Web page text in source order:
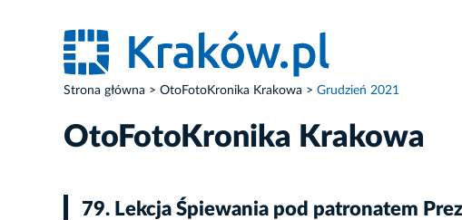
Strona główna OtoFotoKronika Krakowa Grudzień 2021
OtoFotoKronika Krakowa
79. Lekcja Śpiewania pod patronatem